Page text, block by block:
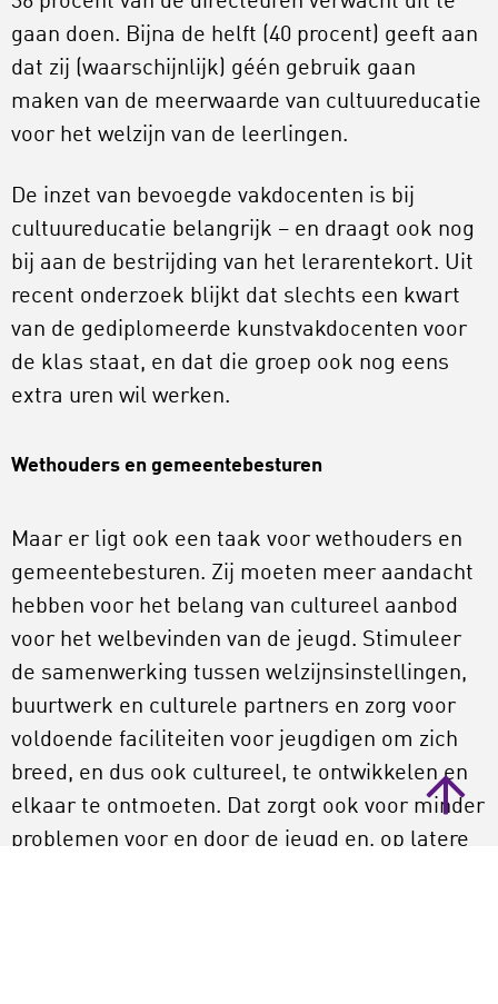
gaan doen. Bijna de helft (40 procent) geeft aan
dat zij (waarschijnlijk) géén gebruik gaan
maken van de meerwaarde van cultuureducatie
voor het welzijn van de leerlingen.
De inzet van bevoegde vakdocenten is bij
cultuureducatie belangrijk – en draagt ook nog
bij aan de bestrijding van het lerarentekort. Uit
recent onderzoek blijkt dat slechts een kwart
van de gediplomeerde kunstvakdocenten voor
de klas staat, en dat die groep ook nog eens
extra uren wil werken.
Wethouders en gemeentebesturen
Maar er ligt ook een taak voor wethouders en
gemeentebesturen. Zij moeten meer aandacht
hebben voor het belang van cultureel aanbod
voor het welbevinden van de jeugd. Stimuleer
de samenwerking tussen welzijnsinstellingen,
buurtwerk en culturele partners en zorg voor
voldoende faciliteiten voor jeugdigen om zich
breed, en dus ook cultureel, te ontwikkelen en
elkaar te ontmoeten. Dat zorgt ook voor minder
problemen voor en door de jeugd en, op latere